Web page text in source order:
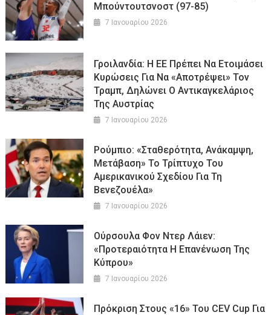
Μπούντουτσνοστ (97-85)
7 Ιανουαρίου 2026
Γροιλανδία: Η ΕΕ Πρέπει Να Ετοιμάσει
Κυρώσεις Για Να «αποτρέψει» Τον
Τραμπ, Δηλώνει Ο Αντικαγκελάριος
Της Αυστρίας
7 Ιανουαρίου 2026
Ρούμπιο: «Σταθερότητα, Ανάκαμψη,
Μετάβαση» Το Τρίπτυχο Του
Αμερικανικού Σχεδίου Για Τη
Βενεζουέλα»
7 Ιανουαρίου 2026
Ούρσουλα Φον Ντερ Λάιεν:
«Προτεραιότητα Η Επανένωση Της
Κύπρου»
7 Ιανουαρίου 2026
Πρόκριση Στους «16» Του CEV Cup Για